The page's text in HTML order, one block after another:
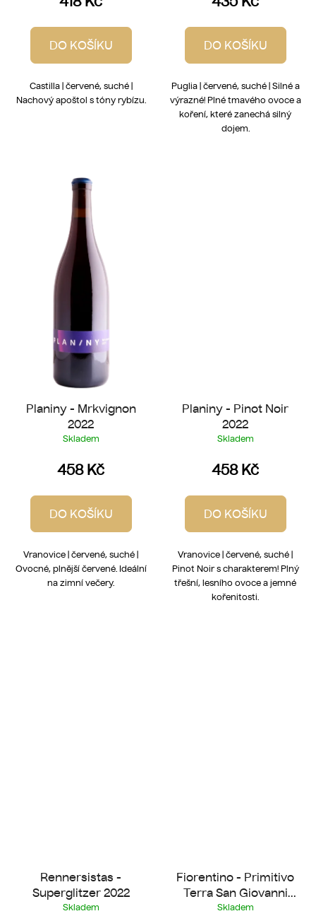
DO KOŠÍKU
Castilla | červené, suché |
Nachový apoštol s tóny rybízu.
DO KOŠÍKU
Puglia | červené, suché | Silné a
výrazné! Plné tmavého ovoce a
koření, které zanechá silný
dojem.
Planiny - Mrkvignon
2022
Skladem
458 Kč
DO KOŠÍKU
Vranovice | červené, suché |
Ovocné, plnější červené. Ideální
na zimní večery.
Planiny - Pinot Noir
2022
Skladem
458 Kč
DO KOŠÍKU
Vranovice | červené, suché |
Pinot Noir s charakterem! Plný
třešní, lesního ovoce a jemné
kořenitosti.
Rennersistas -
Superglitzer 2022
Skladem
Fiorentino - Primitivo
Terra San Giovanni
2022
Skladem